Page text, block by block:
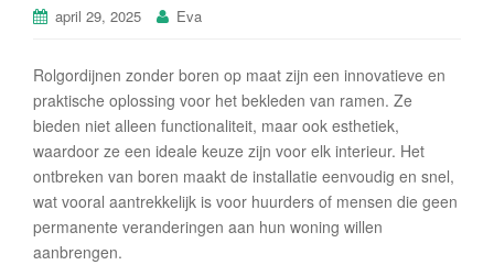
april 29, 2025 Eva
Rolgordijnen zonder boren op maat zijn een innovatieve en
praktische oplossing voor het bekleden van ramen. Ze
bieden niet alleen functionaliteit, maar ook esthetiek,
waardoor ze een ideale keuze zijn voor elk interieur. Het
ontbreken van boren maakt de installatie eenvoudig en snel,
wat vooral aantrekkelijk is voor huurders of mensen die geen
permanente veranderingen aan hun woning willen
aanbrengen.